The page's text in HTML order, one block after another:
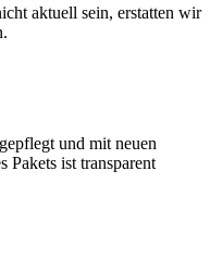
aktuell sein, erstatten wir
und mit neuen
Pakets ist transparent